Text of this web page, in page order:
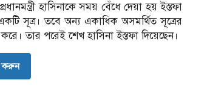
হাসিনাকে সময় বেঁধে দেয়া হয় ইস্তফা
সূত্র। তবে অন্য একাধিক অসমর্থিত সূত্রের
তার পরেই ‍শেখ হাসিনা ইস্তফা দিয়েছেন।
করুন